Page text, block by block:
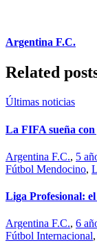
Argentina F.C.
Related
Últimas noticias
La FIFA sueña
Argentina F.C., 5
Fútbol Mendocino,
Liga Profesional:
Argentina F.C., 6
Fútbol Internacional,